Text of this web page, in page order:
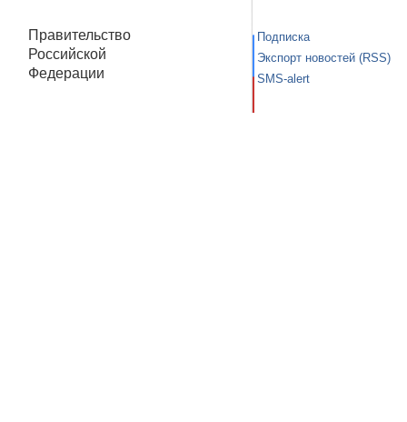
Правительство
Российской
Федерации
Подписка
Экспорт новостей (RSS)
SMS-alert